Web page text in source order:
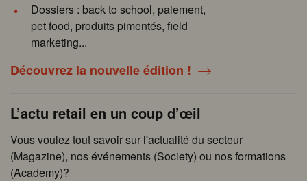
Dossiers : back to school, paiement,
pet food, produits pimentés, field
marketing...
Découvrez la nouvelle édition !
L’actu retail en un coup d’œil
Vous voulez tout savoir sur l'actualité du secteur
(Magazine), nos événements (Society) ou nos formations
(Academy)?